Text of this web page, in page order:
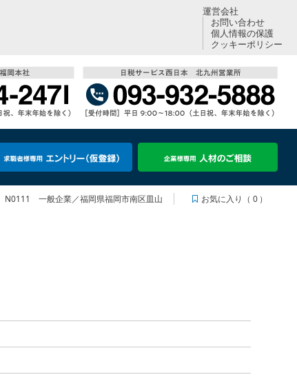
運営会社
お問い合わせ
個人情報の保護
クッキーポリシー
N0111 一般企業／福岡県福岡市南区皿山 お気に入り（ 0 ）